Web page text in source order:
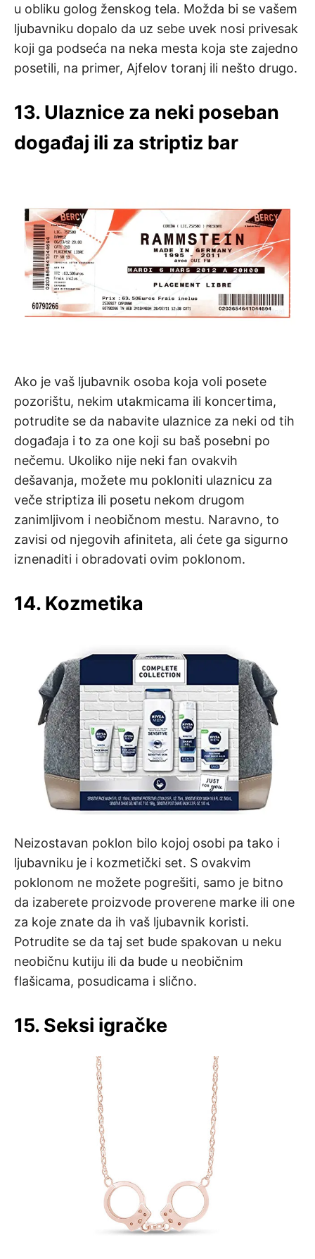
u obliku golog ženskog tela. Možda bi se vašem
ljubavniku dopalo da uz sebe uvek nosi privesak
koji ga podseća na neka mesta koja ste zajedno
posetili, na primer, Ajfelov toranj ili nešto drugo.
13. Ulaznice za neki poseban
događaj ili za striptiz bar
Ako je vaš ljubavnik osoba koja voli posete
pozorištu, nekim utakmicama ili koncertima,
potrudite se da nabavite ulaznice za neki od tih
događaja i to za one koji su baš posebni po
nečemu. Ukoliko nije neki fan ovakvih
dešavanja, možete mu pokloniti ulaznicu za
veče striptiza ili posetu nekom drugom
zanimljivom i neobičnom mestu. Naravno, to
zavisi od njegovih afiniteta, ali ćete ga sigurno
iznenaditi i obradovati ovim poklonom.
14. Kozmetika
Neizostavan poklon bilo kojoj osobi pa tako i
ljubavniku je i kozmetički set. S ovakvim
poklonom ne možete pogrešiti, samo je bitno
da izaberete proizvode proverene marke ili one
za koje znate da ih vaš ljubavnik koristi.
Potrudite se da taj set bude spakovan u neku
neobičnu kutiju ili da bude u neobičnim
flašicama, posudicama i slično.
15. Seksi igračke